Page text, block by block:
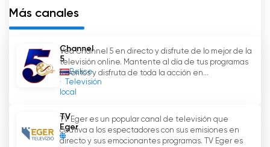
la calidad, Amarin TV sigue siendo uno de los
principales actores de la industria televisiva
Amarin 34 HD Ver transmisión en
directo en línea
Más canales
Channel
5
Belice
Televisión
local
Vea Channel 5 en directo y disfrute de lo mejor de la
televisión online. Mantente al día de tus programas
favoritos y disfruta de toda la acción en...
TV
Eger
TV Eger es un popular canal de televisión que
cautiva a los espectadores con sus emisiones en
directo y sus emocionantes programas. TV Eger es